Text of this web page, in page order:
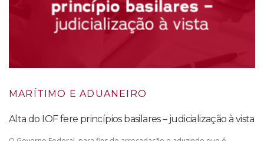
MARÍTIMO E ADUANEIRO
Alta do IOF fere princípios basilares – judicialização à vista